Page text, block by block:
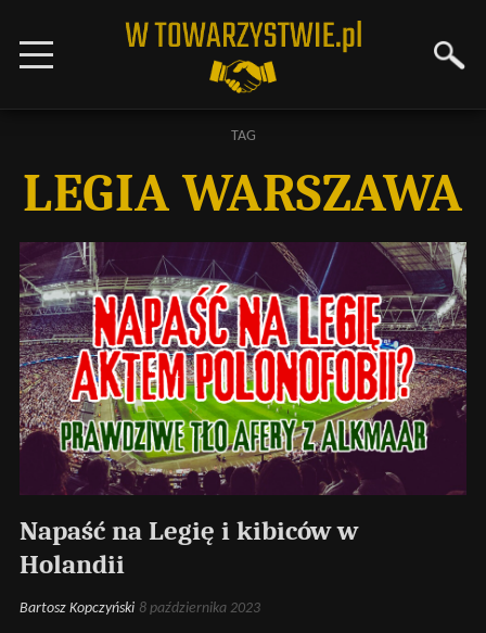
TAG
LEGIA WARSZAWA
Napaść na Legię i kibiców w
Holandii
Bartosz Kopczyński 8 października 2023